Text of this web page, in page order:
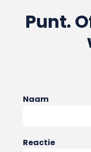
Punt.
Naam
Reactie